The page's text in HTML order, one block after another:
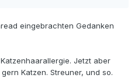
eingebrachten Gedanken
Jetzt aber
Katzen. Streuner, und so.